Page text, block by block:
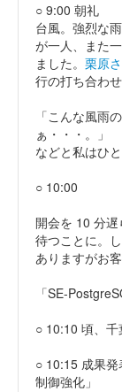
○ 9:00 朝礼
台風。強烈な
が一人、また
ました。 栗原
行の打ち合わ
「こんな風雨
ぁ・・・。」
などと私はひ
○ 10:00
開会を 10 分
待つことに。
ありますがお
「SE-
○ 10:10 頃、
○ 10:15 成果
制御強化」